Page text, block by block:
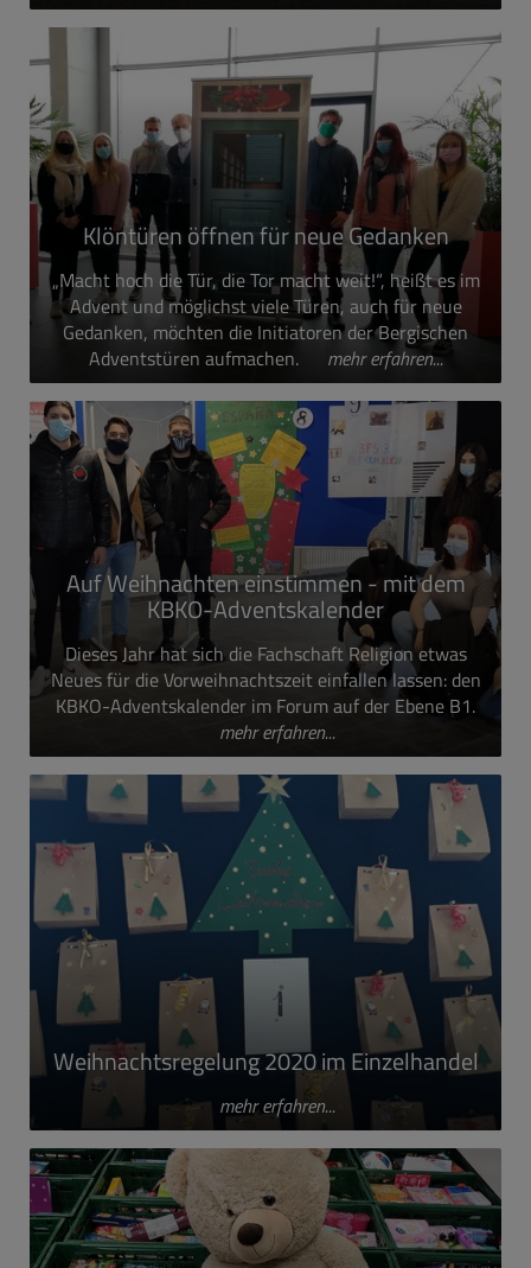
Klöntüren öffnen für neue Gedanken
„Macht hoch die Tür, die Tor macht weit!“, heißt es im
Advent und möglichst viele Türen, auch für neue
Gedanken, möchten die Initiatoren der Bergischen
Adventstüren aufmachen.
mehr erfahren...
Auf Weihnachten einstimmen - mit dem
KBKO-Adventskalender
Dieses Jahr hat sich die Fachschaft Religion etwas
Neues für die Vorweihnachtszeit einfallen lassen: den
KBKO-Adventskalender im Forum auf der Ebene B1.
mehr erfahren...
Weihnachtsregelung 2020 im Einzelhandel
mehr erfahren...